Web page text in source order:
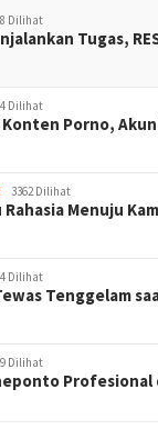
Dilihat
Tugas,
Dilihat
Porno,
3362 Dilihat
Rahasia Menuju
Dilihat
Tenggelam
Dilihat
Profesional